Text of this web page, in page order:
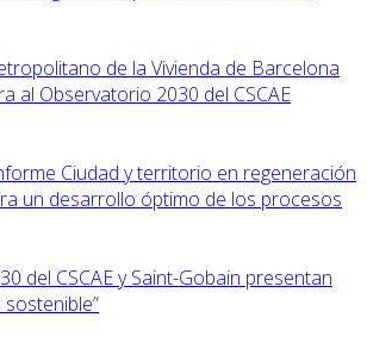
de la Vivienda de Barcelona
al Observatorio 2030 del CSCAE
Ciudad y territorio en regeneración
un desarrollo óptimo de los procesos
del CSCAE y Saint-Gobain presentan